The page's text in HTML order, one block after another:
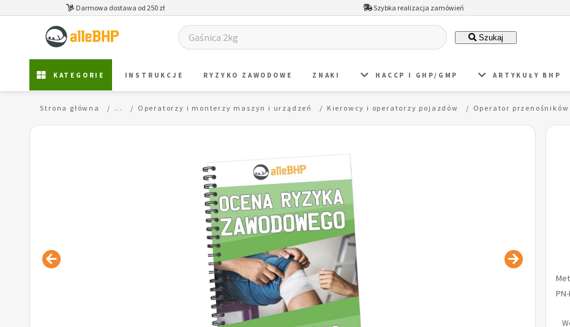
Darmowa dostawa od 250 zł Szybka realizacja zamówień
Szukaj
KATEGORIE INSTRUKCJE RYZYKO ZAWODOWE ZNAKI HACCP I GHP/GMP ARTYKUŁY BHP
Strona główna ... Operatorzy i monterzy maszyn i urządzeń Kierowcy i operatorzy pojazdów Operator